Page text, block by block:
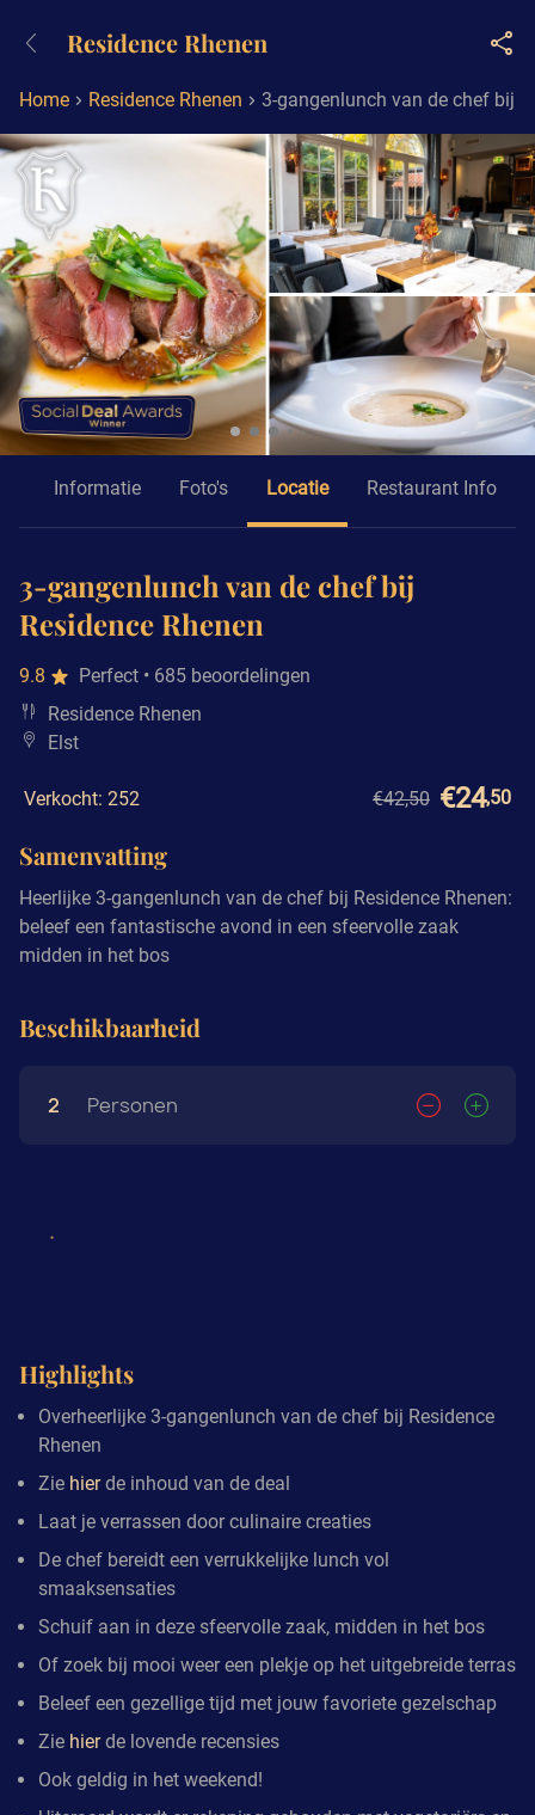
Bereikbaar tot 23:00 uur
Home Residence Rhenen 3-gangenlunch van de chef bij
Residence Rhenen
Informatie Foto's Locatie Restaurant Info
3-gangenlunch van de chef bij
Residence Rhenen
9.8 Perfect • 685 beoordelingen
Residence Rhenen
Elst
Verkocht: 252 €42,50 €24,50
Samenvatting
Heerlijke 3-gangenlunch van de chef bij Residence Rhenen:
beleef een fantastische avond in een sfeervolle zaak
midden in het bos
Beschikbaarheid
2 Personen
Highlights
Overheerlijke 3-gangenlunch van de chef bij Residence
Rhenen
Zie hierde inhoud van de deal
Laat je verrassen door culinaire creaties
De chef bereidt een verrukkelijke lunch vol
smaaksensaties
Schuif aan in deze sfeervolle zaak, midden in het bos
Of zoek bij mooi weer een plekje op het uitgebreide terras
Beleef een gezellige tijd met jouw favoriete gezelschap
Zie hierde lovende recensies
Ook geldig in het weekend!